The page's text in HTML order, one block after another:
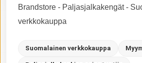
Brandstore - Paljasjalkakengät -
verkkokauppa
Suomalainen verkkokauppa